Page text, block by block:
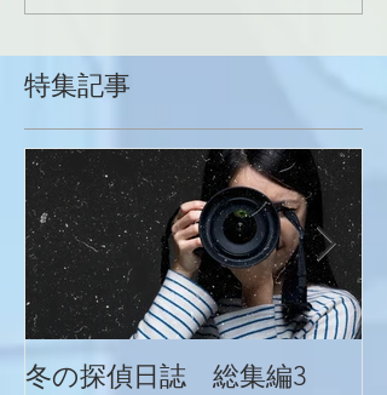
特集記事
冬の探偵日誌 総集編3